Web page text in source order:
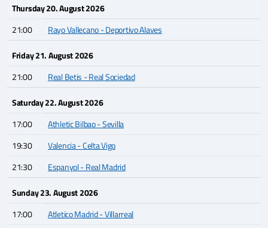
Thursday 20. August 2026
21:00
Rayo Vallecano - Deportivo Alaves
Friday 21. August 2026
21:00
Real Betis - Real Sociedad
Saturday 22. August 2026
17:00
Athletic Bilbao - Sevilla
19:30
Valencia - Celta Vigo
21:30
Espanyol - Real Madrid
Sunday 23. August 2026
17:00
Atletico Madrid - Villarreal